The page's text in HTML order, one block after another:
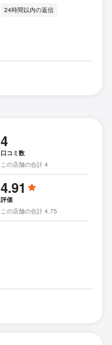
24時間以内の返信
4
口コミ数
この店舗の合計 4
4.91
評価
この店舗の合計 4.75